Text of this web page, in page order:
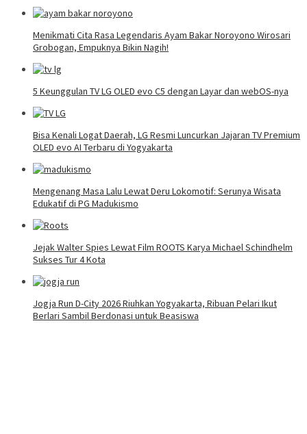
Menikmati Cita Rasa Legendaris Ayam Bakar Noroyono Wirosari
Grobogan, Empuknya Bikin Nagih!
5 Keunggulan TV LG OLED evo C5 dengan Layar dan webOS-nya
Bisa Kenali Logat Daerah, LG Resmi Luncurkan Jajaran TV Premium
OLED evo AI Terbaru di Yogyakarta
Mengenang Masa Lalu Lewat Deru Lokomotif: Serunya Wisata
Edukatif di PG Madukismo
Jejak Walter Spies Lewat Film ROOTS Karya Michael Schindhelm
Sukses Tur 4 Kota
Jogja Run D-City 2026 Riuhkan Yogyakarta, Ribuan Pelari Ikut
Berlari Sambil Berdonasi untuk Beasiswa